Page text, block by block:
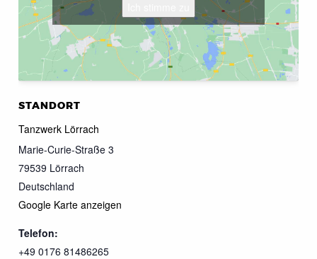
STANDORT
Tanzwerk Lörrach
Marie-Curie-Straße 3
79539 Lörrach
Deutschland
Google Karte anzeigen
Telefon:
+49 0176 81486265